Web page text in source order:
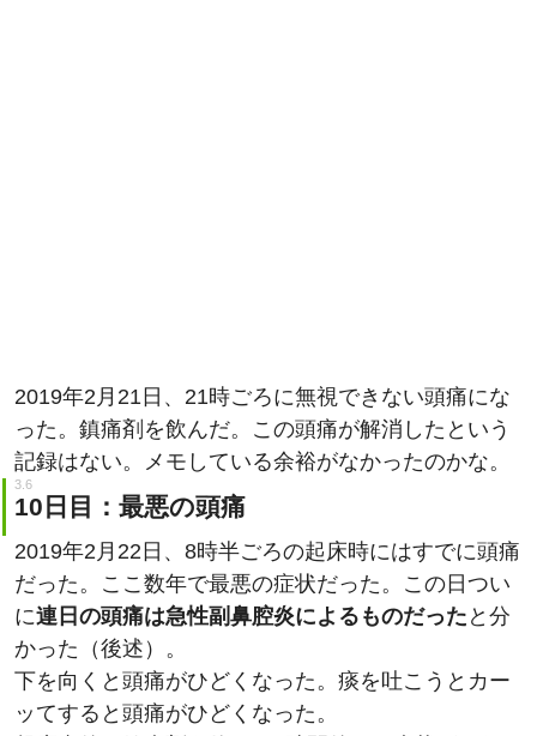
2019年2月21日、21時ごろに無視できない頭痛にな
った。鎮痛剤を飲んだ。この頭痛が解消したという
記録はない。メモしている余裕がなかったのかな。
10日目：最悪の頭痛
2019年2月22日、8時半ごろの起床時にはすでに頭痛
だった。ここ数年で最悪の症状だった。この日つい
に連日の頭痛は急性副鼻腔炎によるものだった と分
かった（後述）。
下を向くと頭痛がひどくなった。痰を吐こうとカー
ッてすると頭痛がひどくなった。